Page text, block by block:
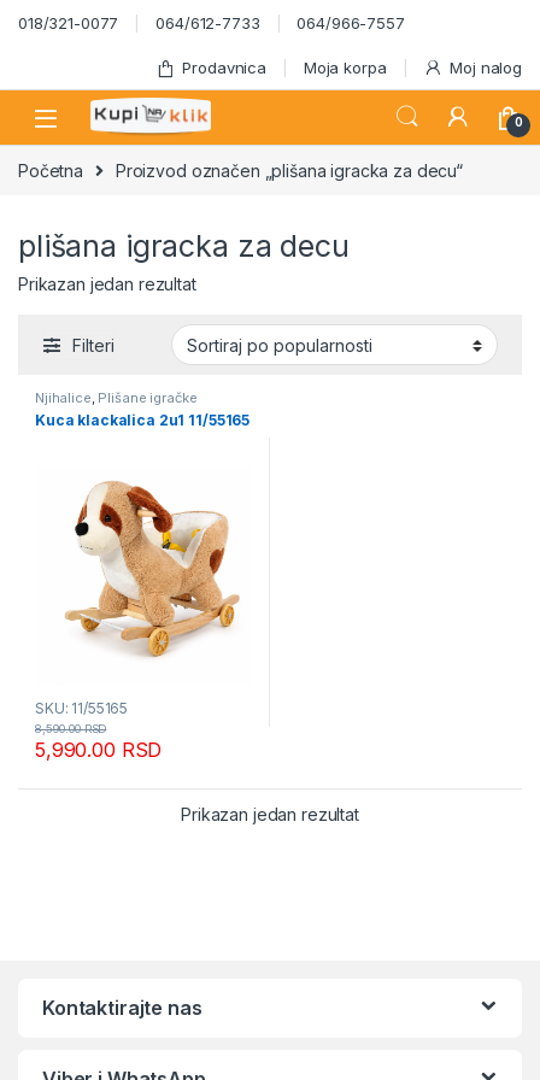
Skip to navigation
Skip to content
018/321-0077 064/612-7733 064/966-7557
Prodavnica Moja korpa Moj nalog
0
Početna Proizvod označen „plišana igracka za decu“
plišana igracka za decu
Prikazan jedan rezultat
Filteri
Njihalice, Plišane igračke
Kuca klackalica 2u1 11/55165
SKU: 11/55165
5,990.00 RSD
8,590.00RSD
Prikazan jedan rezultat
Kontaktirajte nas